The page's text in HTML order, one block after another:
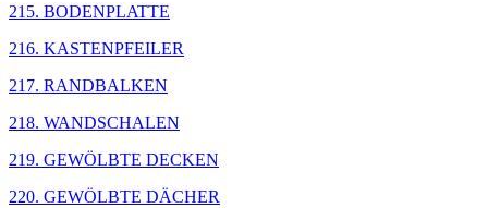
215. BODENPLATTE
216. KASTENPFEILER
217. RANDBALKEN
218. WANDSCHALEN
219. GEWÖLBTE DECKEN
220. GEWÖLBTE DÄCHER